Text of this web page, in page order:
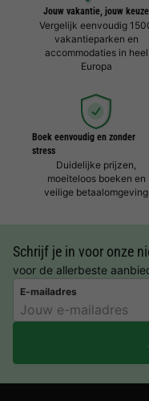
Jouw vakantie, jouw keuze
Vergelijk eenvoudig
vakantieparken en
accommodaties in heel
Europa
Boek eenvoudig en zonder
stress
Duidelijke prijzen,
moeiteloos boeken en
veilige betaalomgeving
Schrijf je in voor onze
voor de allerbeste
E-mailadres